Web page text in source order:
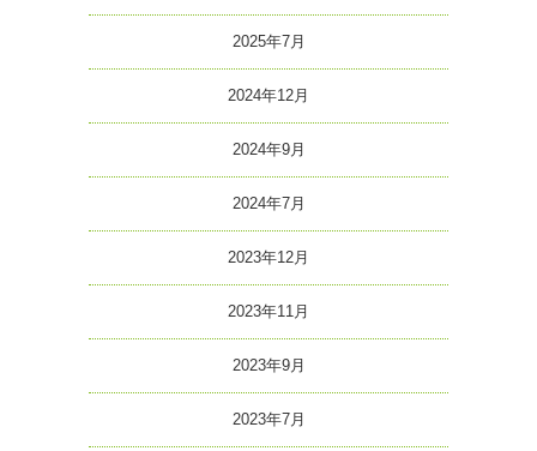
2025年7月
2024年12月
2024年9月
2024年7月
2023年12月
2023年11月
2023年9月
2023年7月